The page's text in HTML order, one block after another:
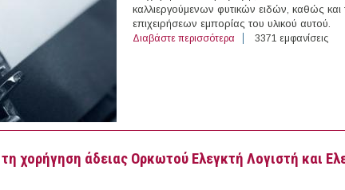
καλλιεργούμενων φυτικών ειδών, καθώς και
επιχειρήσεων εμπορίας του υλικού αυτού.
Διαβάστε περισσότερα για Έναρξη
3371 εμφανίσεις
χορήγηση άδειας Ορκωτού Ελεγκτή Λογιστή και